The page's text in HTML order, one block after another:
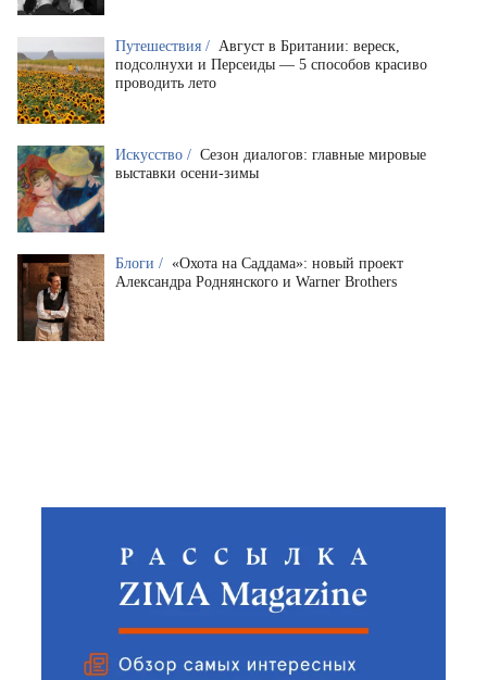
Путешествия / Август в Британии: вереск,
подсолнухи и Персеиды — 5 способов красиво
проводить лето
Искусство / Сезон диалогов: главные мировые
выставки осени-зимы
Блоги / «Охота на Саддама»: новый проект
Александра Роднянского и Warner Brothers